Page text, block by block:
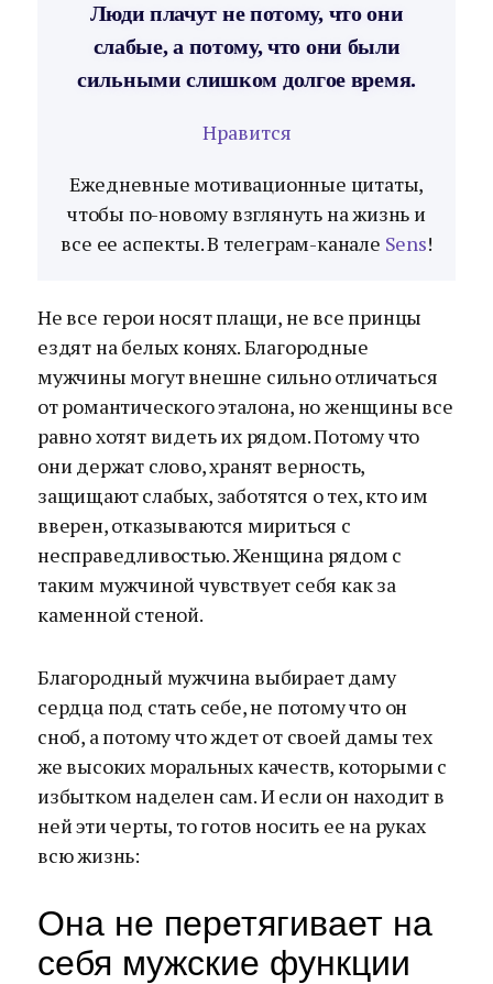
Люди плачут не потому, что они
слабые, а потому, что они были
сильными слишком долгое время.
Нравится
Ежедневные мотивационные цитаты,
чтобы по-новому взглянуть на жизнь и
все ее аспекты. В телеграм-канале Sens!
Не все герои носят плащи, не все принцы
ездят на белых конях. Благородные
мужчины могут внешне сильно отличаться
от романтического эталона, но женщины все
равно хотят видеть их рядом. Потому что
они держат слово, хранят верность,
защищают слабых, заботятся о тех, кто им
вверен, отказываются мириться с
несправедливостью. Женщина рядом с
таким мужчиной чувствует себя как за
каменной стеной.
Благородный мужчина выбирает даму
сердца под стать себе, не потому что он
сноб, а потому что ждет от своей дамы тех
же высоких моральных качеств, которыми с
избытком наделен сам. И если он находит в
ней эти черты, то готов носить ее на руках
всю жизнь:
Она не перетягивает на
себя мужские функции